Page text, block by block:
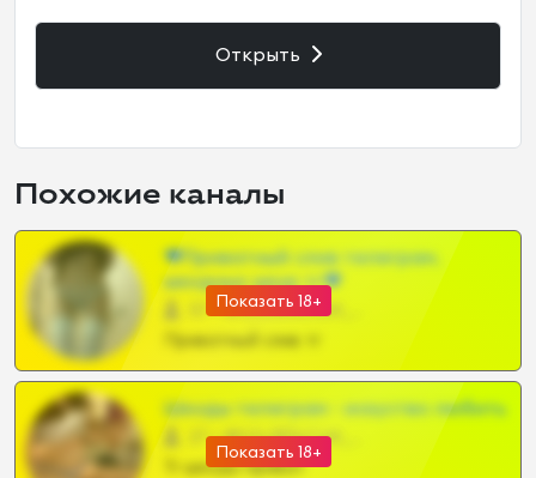
Открыть
Похожие каналы
Показать 18+
❤Приватный слив телеграм,
шкодных шкур тг❤
57 •
Показать 18+
Шкоды телеграм - искуство любить
27 •
Тг шкоды приват